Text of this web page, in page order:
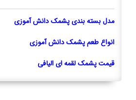
مدل بسته بندی پشمک دانش آموزی
انواع طعم پشمک دانش آموزی
قیمت پشمک لقمه ای الیافی